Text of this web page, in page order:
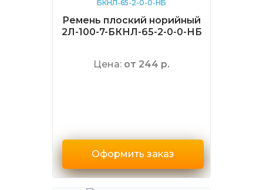
Ремень плоский норийный
2Л-100-7-БКНЛ-65-2-0-0-НБ
Цена: от 244 р.
Оформить заказ